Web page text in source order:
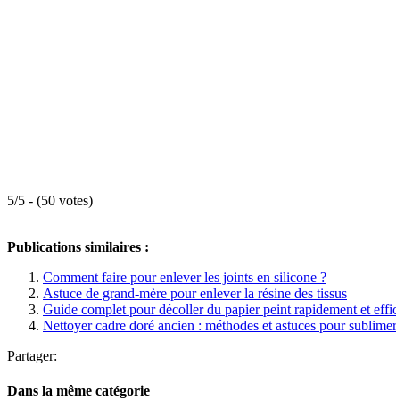
5/5 - (50 votes)
Publications similaires :
Comment faire pour enlever les joints en silicone ?
Astuce de grand-mère pour enlever la résine des tissus
Guide complet pour décoller du papier peint rapidement et
Nettoyer cadre doré ancien : méthodes et astuces pour
Partager:
Dans la même catégorie